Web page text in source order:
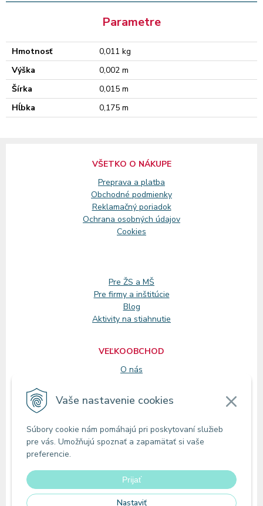
Vaše nastavenie cookies
Súbory cookie nám pomáhajú pri poskytovaní služieb
pre vás. Umožňujú spoznať a zapamätať si vaše
preferencie.
Prijať
Nastaviť
Parametre
Hmotnosť
0,011 kg
Výška
0,002 m
Šírka
0,015 m
Hĺbka
0,175 m
VŠETKO O NÁKUPE
Preprava a platba
Obchodné podmienky
Reklamačný poriadok
Ochrana osobných údajov
Cookies
Pre ŽS a MŠ
Pre firmy a inštitúcie
Blog
Aktivity na stiahnutie
VEĽKOOBCHOD
O nás
Zákaznícke oddelenie
Predajne